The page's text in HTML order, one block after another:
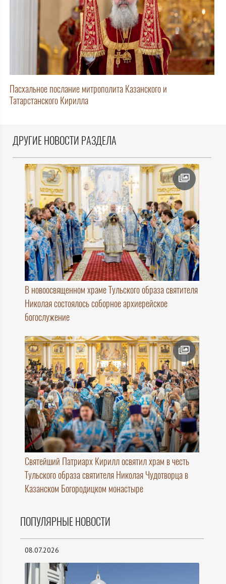
Пасхальное послание митрополита Казанского и
Татарстанского Кирилла
ДРУГИЕ НОВОСТИ РАЗДЕЛА
В новоосвященном храме Тульского образа святителя
Николая состоялось соборное архиерейское
богослужение
Святейший Патриарх Кирилл освятил храм в честь
Тульского образа святителя Николая Чудотворца в
Казанском Богородицком монастыре
ПОПУЛЯРНЫЕ НОВОСТИ
08.07.2026